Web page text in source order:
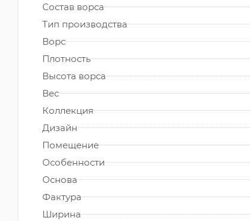
Состав ворса
Тип производства
Ворс
Плотность
Высота ворса
Вес
Коллекция
Дизайн
Помещение
Особенности
Основа
Фактура
Ширина